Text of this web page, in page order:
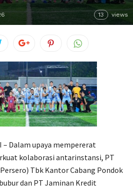
13 views
– Dalam upaya mempererat
kolaborasi antarinstansi, PT
Tbk Kantor Cabang Pondok
dan PT Jaminan Kredit